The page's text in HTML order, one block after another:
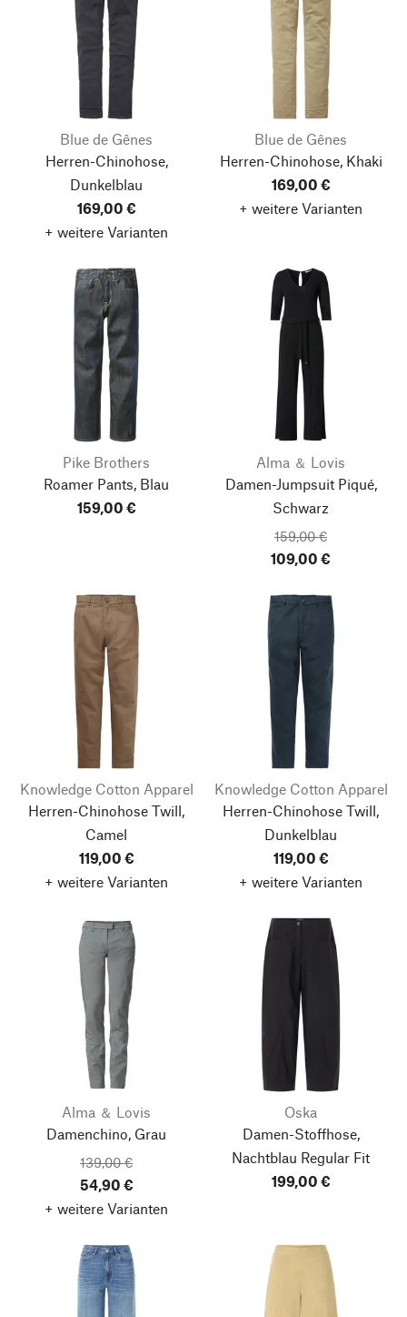
Blue de Gênes
Herren-Chinohose,
Dunkelblau
169,00 €
+ weitere Varianten
Blue de Gênes
Herren-Chinohose, Khaki
169,00 €
+ weitere Varianten
Pike Brothers
Roamer Pants, Blau
159,00 €
Alma ＆ Lovis
Damen-Jumpsuit Piqué,
Schwarz
159,00 €
109,00 €
Knowledge Cotton Apparel
Herren-Chinohose Twill,
Camel
119,00 €
+ weitere Varianten
Knowledge Cotton Apparel
Herren-Chinohose Twill,
Dunkelblau
119,00 €
+ weitere Varianten
Alma ＆ Lovis
Damenchino, Grau
139,00 €
54,90 €
+ weitere Varianten
Oska
Damen-Stoffhose,
Nachtblau Regular Fit
199,00 €